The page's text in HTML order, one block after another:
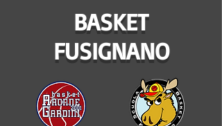
BASKET
FUSIGNANO